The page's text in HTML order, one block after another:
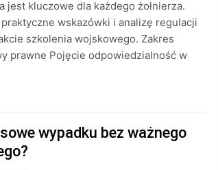
jest kluczowe dla każdego żołnierza.
wskazówki i analizę regulacji
szkolenia wojskowego. Zakres
prawne Pojęcie odpowiedzialność w
wypadku bez ważnego